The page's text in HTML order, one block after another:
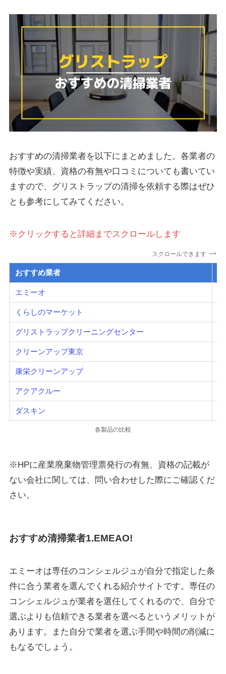
おすすめの清掃業者を以下にまとめました。各業者の
特徴や実績、資格の有無や口コミについても書いてい
ますので、グリストラップの清掃を依頼する際はぜひ
とも参考にしてみてください。
※クリックすると詳細までスクロールします
スクロールできます
おすすめ業者
エミーオ
くらしのマーケット
グリストラップクリーニングセンター
クリーンアップ東京
康栄クリーンアップ
アクアクルー
ダスキン
各製品の比較
※HPに産業廃棄物管理票発行の有無、資格の記載が
ない会社に関しては、問い合わせした際にご確認くだ
さい。
おすすめ清掃業者1.EMEAO!
エミーオは専任のコンシェルジュが自分で指定した条
件に合う業者を選んでくれる紹介サイトです。専任の
コンシェルジュが業者を選任してくれるので、自分で
選ぶよりも信頼できる業者を選べるというメリットが
あります。また自分で業者を選ぶ手間や時間の削減に
もなるでしょう。